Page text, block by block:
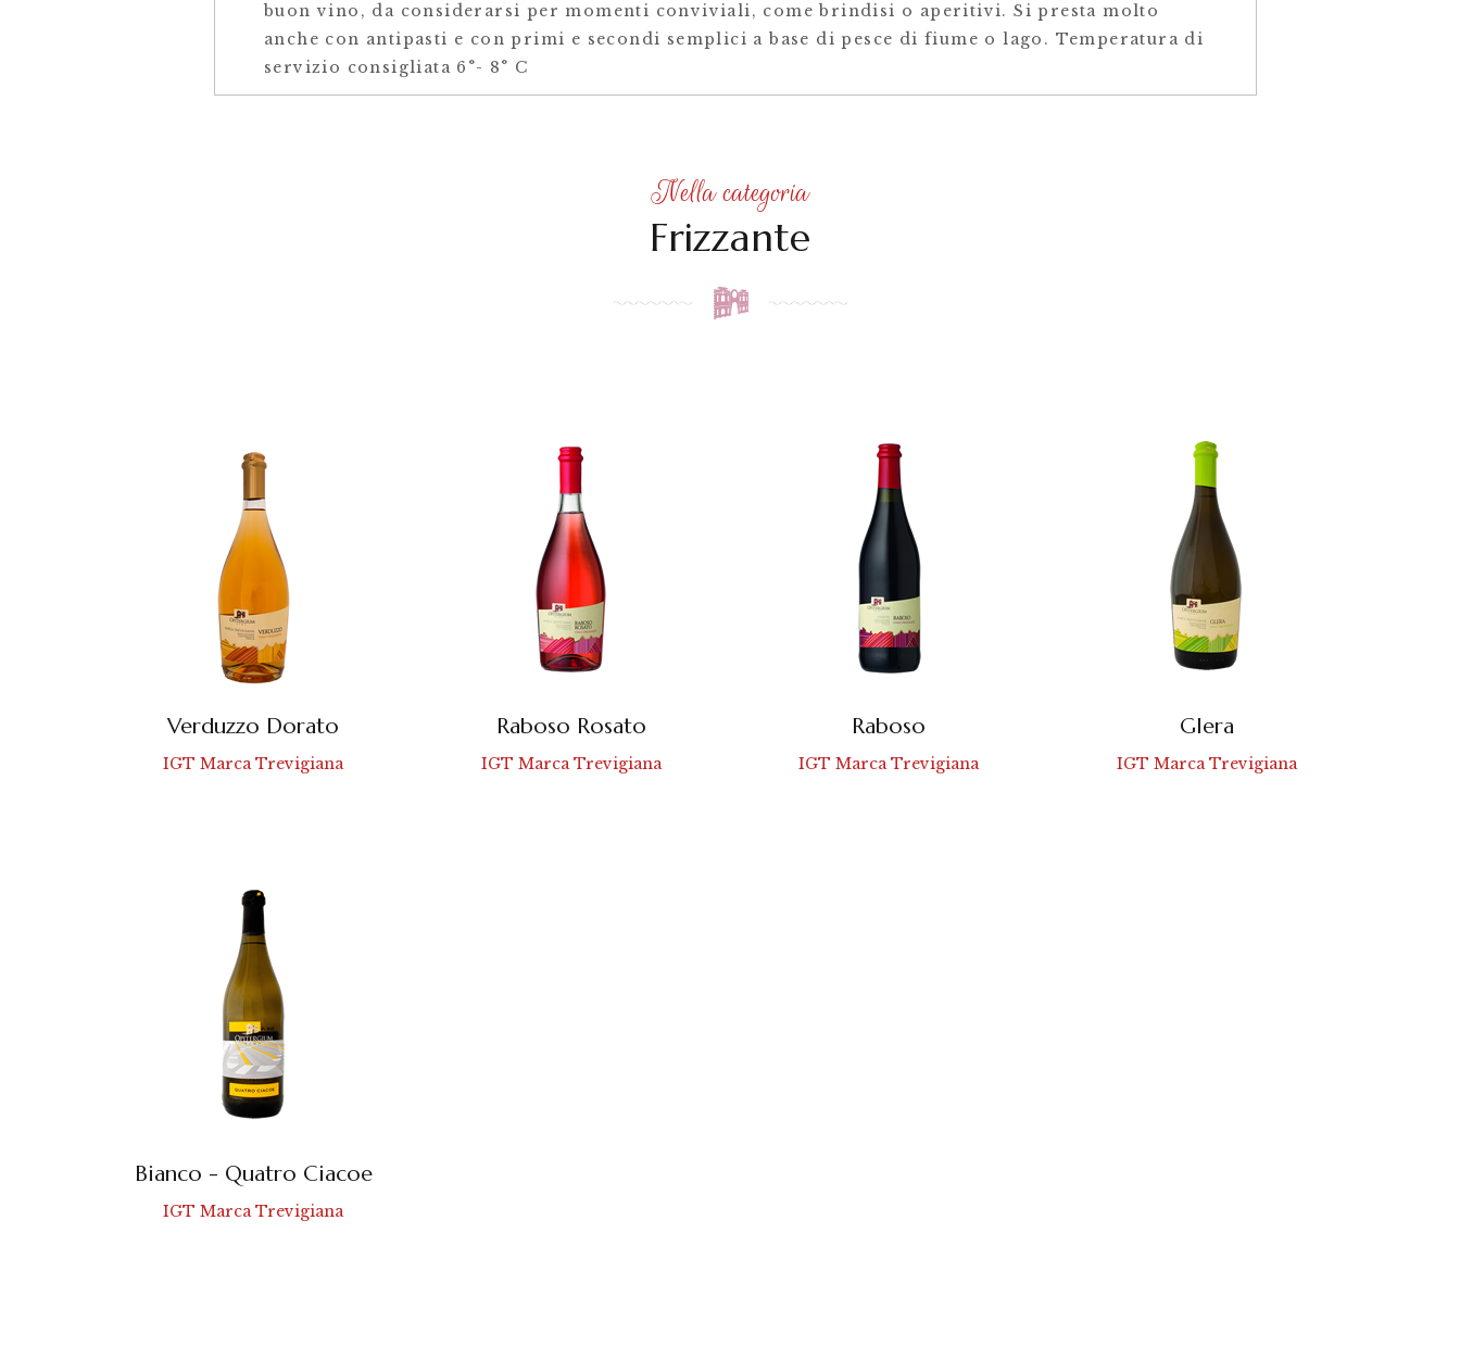
buon vino, da considerarsi per momenti conviviali, come brindisi o aperitivi. Si presta molto
anche con antipasti e con primi e secondi semplici a base di pesce di fiume o lago. Temperatura di
servizio consigliata 6°- 8° C
Nella categoria
Frizzante
Verduzzo Dorato
IGT Marca Trevigiana
Raboso Rosato
IGT Marca Trevigiana
Raboso
IGT Marca Trevigiana
Glera
IGT Marca Trevigiana
Bianco - Quatro Ciacoe
IGT Marca Trevigiana